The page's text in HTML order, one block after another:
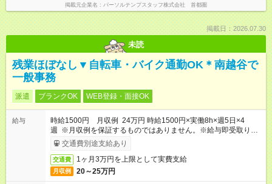
掲載元企業名 パーソルテンプスタッフ株式会社 首都圏
掲載日：2026.07.30
未読
残業ほぼなし▼自転車・バイク通勤OK＊南越谷で
一般事務
派遣 ブランクOK WEB登録・面接OK
給与
時給1500円 月収例 24万円 時給1500円×実働8h×週5日×4
週 ※月収例を保証するものではありません。※給与即受取りサ
ービス利用可（利用条件有）
交通費別途支給あり
交通費 1ヶ月3万円を上限として実費支給
月収例 20～25万円